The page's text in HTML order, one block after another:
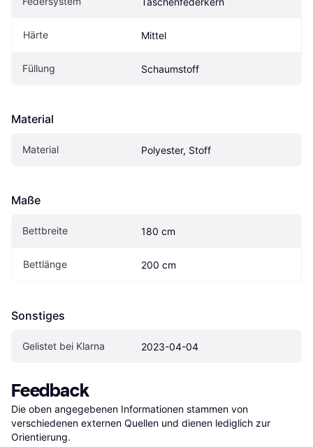
Härte Mittel
Füllung Schaumstoff
Material
Material Polyester, Stoff
Maße
Bettbreite 180 cm
Bettlänge 200 cm
Sonstiges
Gelistet bei Klarna 2023-04-04
Feedback
Die oben angegebenen Informationen stammen von
verschiedenen externen Quellen und dienen lediglich zur
Orientierung.